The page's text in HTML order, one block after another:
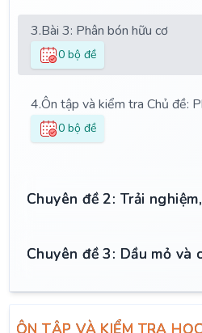
3.Bài 3: Phân bón hữu cơ
0 bộ đề
4.Ôn tập và kiểm tra Chủ đề:
0 bộ đề
Chuyên đề 2: Trải
Chuyên đề 3: Dầu mỏ và
ÔN TẬP VÀ KIỂM TRA